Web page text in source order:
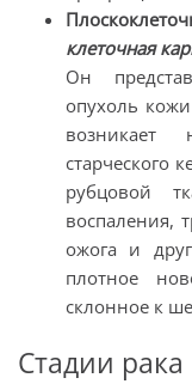
клеточная
Он
опухоль
старческого
рубцовой
воспаления,
ожога и
плотное
склонное к
Стадии